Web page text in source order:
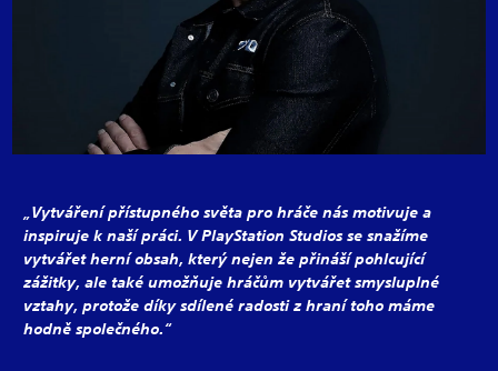
„Vytváření přístupného světa pro hráče nás motivuje a
inspiruje k naší práci. V PlayStation Studios se snažíme
vytvářet herní obsah, který nejen že přináší pohlcující
zážitky, ale také umožňuje hráčům vytvářet smysluplné
vztahy, protože díky sdílené radosti z hraní toho máme
hodně společného.“